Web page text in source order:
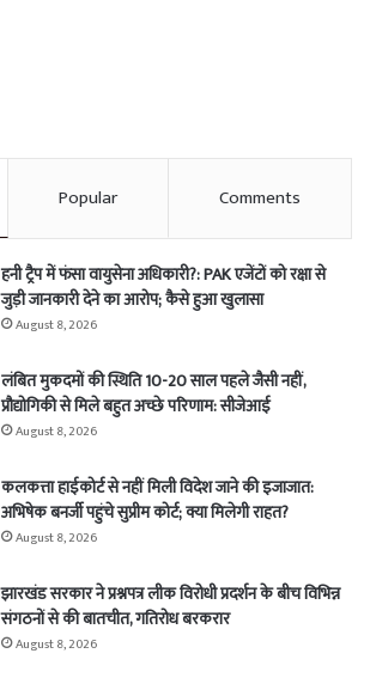
Popular Comments
हनी ट्रैप में फंसा वायुसेना अधिकारी?: PAK एजेंटों को रक्षा से
जुड़ी जानकारी देने का आरोप; कैसे हुआ खुलासा
August 8, 2026
लंबित मुकदमों की स्थिति 10-20 साल पहले जैसी नहीं,
प्रौद्योगिकी से मिले बहुत अच्छे परिणाम: सीजेआई
August 8, 2026
कलकत्ता हाईकोर्ट से नहीं मिली विदेश जाने की इजाजात:
अभिषेक बनर्जी पहुंचे सुप्रीम कोर्ट; क्या मिलेगी राहत?
August 8, 2026
झारखंड सरकार ने प्रश्नपत्र लीक विरोधी प्रदर्शन के बीच विभिन्न
संगठनों से की बातचीत, गतिरोध बरकरार
August 8, 2026